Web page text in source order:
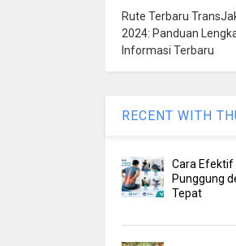
Rute Terbaru
2024: Panduan
Informasi Terbaru
RECENT WITH
Cara Efektif
Punggung
Tepat